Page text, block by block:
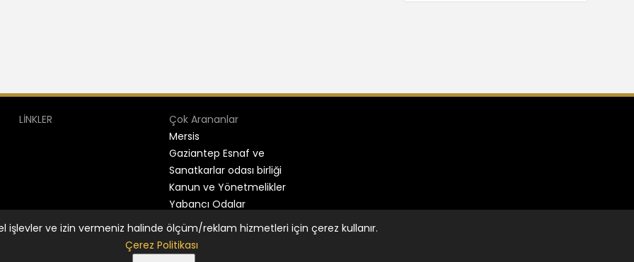
LİNKLER
Çok Arananlar
Mersis
Gaziantep Esnaf ve
Sanatkarlar odası birliği
Kanun ve Yönetmelikler
Yabancı Odalar
işlevler ve izin vermeniz halinde ölçüm/reklam hizmetleri için çerez kullanır.
Çerez Politikası